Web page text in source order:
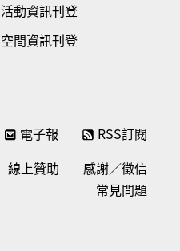
活動資訊刊登
空間資訊刊登
電子報 RSS訂閱
線上贊助
感謝／徵信
常見問題